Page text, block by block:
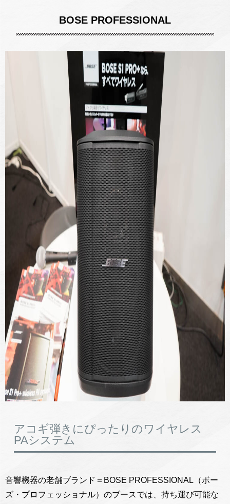
BOSE PROFESSIONAL
アコギ弾きにぴったりのワイヤレス
PAシステム
音響機器の老舗ブランド＝BOSE PROFESSIONAL（ボー
ズ・プロフェッショナル）のブースでは、持ち運び可能な